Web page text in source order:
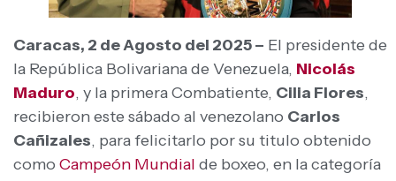
Caracas, 2 de Agosto del 2025 – El presidente de
la República Bolivariana de Venezuela, Nicolás
Maduro, y la primera Combatiente, Cilia Flores,
recibieron este sábado al venezolano Carlos
Cañizales, para felicitarlo por su titulo obtenido
como Campeón Mundial de boxeo, en la categoría